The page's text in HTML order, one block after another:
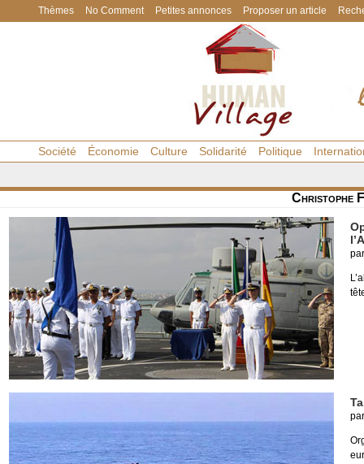
Thèmes No Comment Petites annonces Proposer un article
Société Économie Culture Solidarité Politique
Christophe